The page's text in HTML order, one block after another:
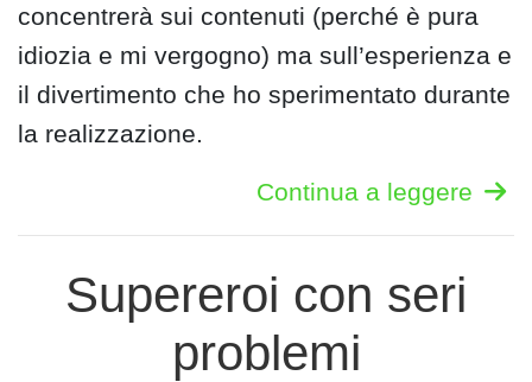
concentrerà sui contenuti (perché è pura
idiozia e mi vergogno) ma sull’esperienza e
il divertimento che ho sperimentato durante
la realizzazione.
Continua a leggere
Supereroi con seri
problemi